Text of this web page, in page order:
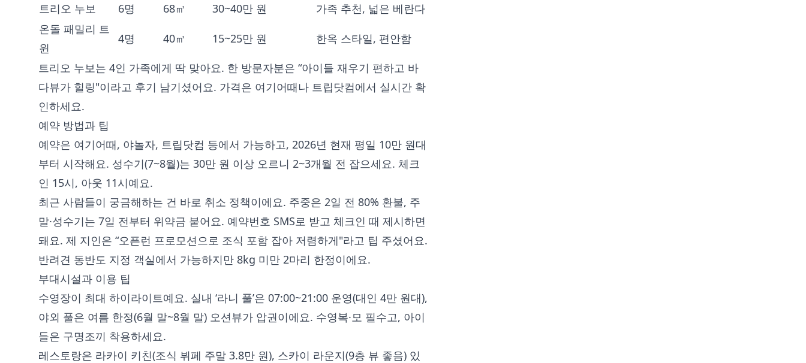
트리오 누보
6명 68㎡ 30~40만 원
가족 추천, 넓은 베란다
온돌 패밀리 트
윈
4명 40㎡ 15~25만 원 한옥 스타일, 편안함
트리오 누보는 4인 가족에게 딱 맞아요. 한 방문자분은 “아이들 재우기 편하고 바
다뷰가 힐링"이라고 후기 남기셨어요. 가격은 여기어때나 트립닷컴에서 실시간 확
인하세요.
예약 방법과 팁
예약은 여기어때, 야놀자, 트립닷컴 등에서 가능하고, 2026년 현재 평일 10만 원대
부터 시작해요. 성수기(7~8월)는 30만 원 이상 오르니 2~3개월 전 잡으세요. 체크
인 15시, 아웃 11시예요.
최근 사람들이 궁금해하는 건 바로 취소 정책이에요. 주중은 2일 전 80% 환불, 주
말·성수기는 7일 전부터 위약금 붙어요. 예약번호 SMS로 받고 체크인 때 제시하면
돼요. 제 지인은 “오픈런 프로모션으로 조식 포함 잡아 저렴하게"라고 팁 주셨어요.
반려견 동반도 지정 객실에서 가능하지만 8kg 미만 2마리 한정이에요.
부대시설과 이용 팁
수영장이 최대 하이라이트예요. 실내 ‘라니 풀’은 07:00~21:00 운영(대인 4만 원대),
야외 풀은 여름 한정(6월 말~8월 말) 오션뷰가 압권이에요. 수영복·모 필수고, 아이
들은 구명조끼 착용하세요.
레스토랑은 라카이 키친(조식 뷔페 주말 3.8만 원), 스카이 라운지(9층 뷰 좋음) 있